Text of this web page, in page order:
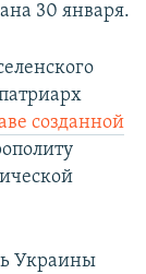
30 января.
созданной
Украины